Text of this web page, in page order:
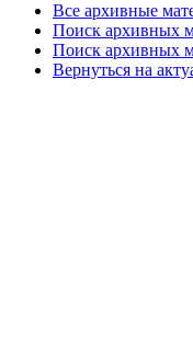
Все архивные
Поиск архивных
Поиск архивных
Вернуться на